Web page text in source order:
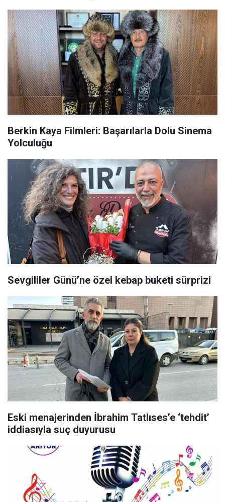
Berkin Kaya Filmleri: Başarılarla Dolu Sinema
Yolculuğu
Sevgililer Günü’ne özel kebap buketi sürprizi
Eski menajerinden İbrahim Tatlıses’e ‘tehdit’
iddiasıyla suç duyurusu